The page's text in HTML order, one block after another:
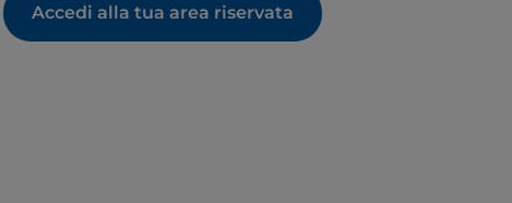
Accedi alla tua area riservata